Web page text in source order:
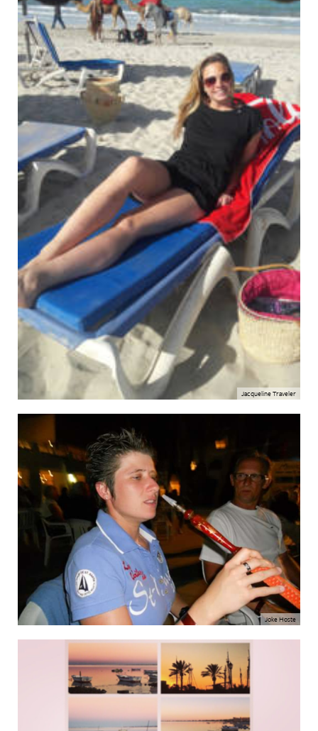
Jacqueline Traveler
Joke Hoste